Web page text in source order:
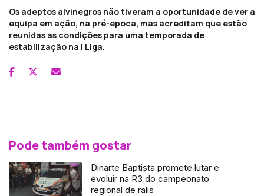
Os adeptos alvinegros não tiveram a oportunidade de ver a
equipa em ação, na pré-epoca, mas acreditam que estão
reunidas as condições para uma temporada de
estabilização na l Liga.
Pode também gostar
Dinarte Baptista promete lutar e
evoluir na R3 do campeonato
regional de ralis